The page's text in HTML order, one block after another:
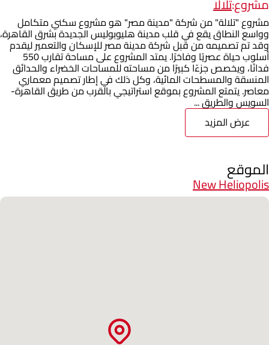
مشروع "تلالة" من شركة "مدينة مصر" هو مشروع سكني متكامل
وواسع النطاق يقع في قلب مدينة هليوبوليس الجديدة بشرق القاهرة،
وقد تم تصميمه من قبل شركة مدينة مصر للإسكان والتعمير ليقدم
أسلوب حياة عصريًا وفاخرًا. يمتد المشروع على مساحة تقارب 550
فدانًا، ويخصص جزءًا كبيرًا من مساحته للمساحات الخضراء والحدائق
المنسقة والمسطحات المائية، وكل ذلك في إطار تصميم معماري
معاصر. يتمتع المشروع بموقع استراتيجي بالقرب من طريق القاهرة-
السويس والطريق ...
عرض المزيد
الموقع
New Heliopolis